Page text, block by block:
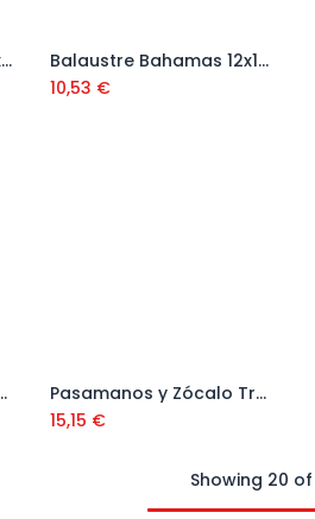
Balaustre Nápoles 12x12x75 cm
Añadir al carrito
Balaustre Bahamas 12x12x90 cm
10,53 €
25x25x10
Añadir al carrito
Pasamanos y Zócalo Troya 10x20x100 cm
15,15 €
Showing 20